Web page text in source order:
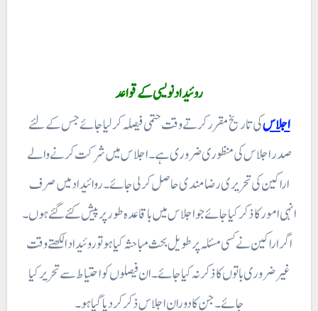
اجلاسکی تاریخ مقرر کرتے وقت حتمی فیصلہ کر لیا جائے جس کے لئے
صدر اجلاس کی منظوری ضروری ہے۔ اجلاس میں شرکت کرنے والے
اراکین کی تحریری رضا مندی حاصل کر لی جائے۔ روائیداد میں صرف
انہی امور کا ذکر کیا جائے جو اجلاس میں با قاعدہ طور پر پیش کئے گئے ہوں۔
اگر اراکین نے کسی مسئلہ پر طویل بحث مباحثہ کیا ہو تو روئیداد ا لکھتے وقت
غیر ضروری باتوں کا ذکر نہ کیا جائے ۔ ان فیصلوں کو احتیاط سے تحریر کیا
جائے ۔ جن کا دوران اجلاس ذکر کر دیا گیا ہو۔